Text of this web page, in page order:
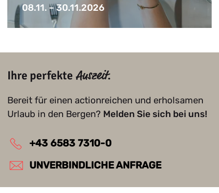
08.11. – 30.11.2026
Spezialpreis zum Wochenstart
Ihre perfekte Auszeit.
Bereit für einen actionreichen und erholsamen
Urlaub in den Bergen? Melden Sie sich bei uns!
+43 6583 7310-0
UNVERBINDLICHE ANFRAGE